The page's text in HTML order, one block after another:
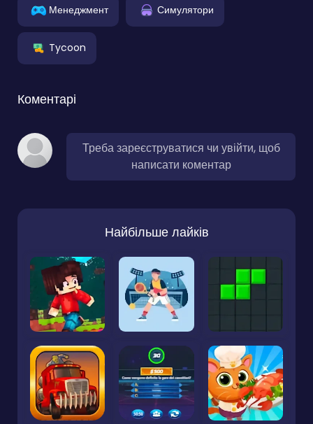
Менеджмент Симулятори
Tycoon
Коментарі
Треба зареєструватися чи увійти, щоб
написати коментар
Найбільше лайків